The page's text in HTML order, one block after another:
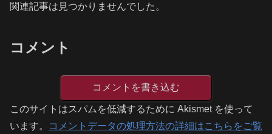
関連記事は見つかりませんでした。
コメント
コメントを書き込む
このサイトはスパムを低減するために Akismet を使って
います。
コメントデータの処理方法の詳細はこちらをご覧